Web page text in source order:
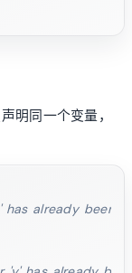
明同一个变量，
already been